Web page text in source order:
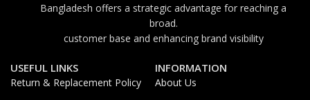
Bangladesh offers a strategic advantage for reaching a
broad.
customer base and enhancing brand visibility
USEFUL LINKS
Return & Replacement Policy
INFORMATION
About Us